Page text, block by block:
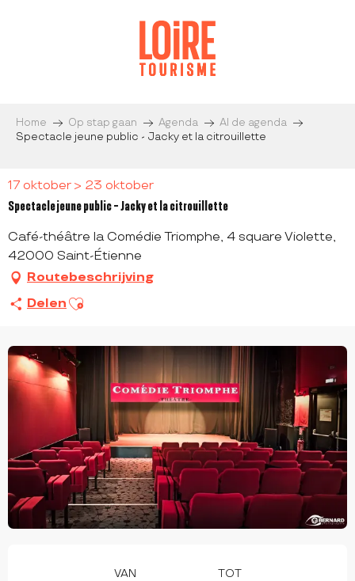
Home Op stap gaan Agenda
Al de agenda
Spectacle jeune public - Jacky et la citrouillette
17 oktober > 23 oktober
Spectacle jeune public - Jacky et la citrouillette
Café-théâtre la Comédie Triomphe, 4 square Violette,
42000 Saint-Étienne
Routebeschrijving
Delen Ajouter aux favoris
OPENINGSTIJDEN EN
VAN TOT